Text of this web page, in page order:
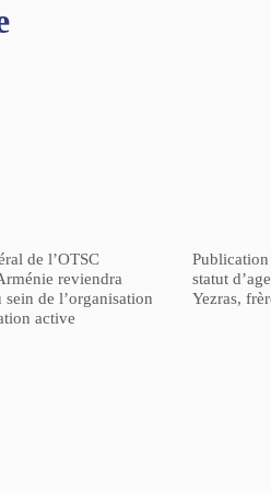
de l’OTSC
reviendra
de l’organisation
active
statut
Yezras,